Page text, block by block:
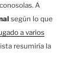
A
según lo que
a varios
resumiría la